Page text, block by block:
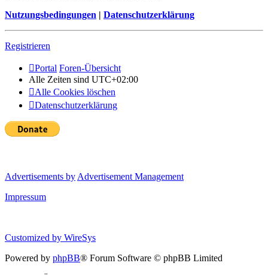
Nutzungsbedingungen | Datenschutzerklärung
Registrieren
Portal Foren-Übersicht
Alle Zeiten sind UTC+02:00
Alle Cookies löschen
Datenschutzerklärung
Advertisements by Advertisement Management
Impressum
Customized by WireSys
Powered by phpBB® Forum Software © phpBB Limited